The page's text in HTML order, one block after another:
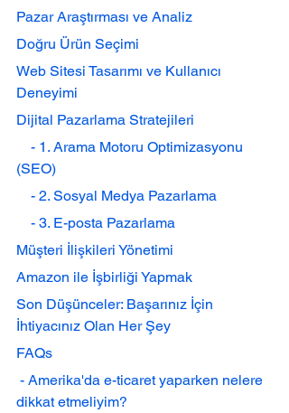
Pazar Araştırması ve Analiz
Doğru Ürün Seçimi
Web Sitesi Tasarımı ve Kullanıcı
Deneyimi
Dijital Pazarlama Stratejileri
(SEO)
    - 2. Sosyal Medya Pazarlama
    - 3. E-posta Pazarlama
Müşteri İlişkileri Yönetimi
Amazon ile İşbirliği Yapmak
Son Düşünceler: Başarınız İçin
İhtiyacınız Olan Her Şey
FAQs
dikkat etmeliyim?